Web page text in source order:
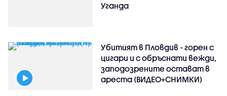
Уганда
Убитият в Пловдив - горен с
цигари и с обръснати вежди,
заподозрените остават в
ареста (ВИДЕО+СНИМКИ)